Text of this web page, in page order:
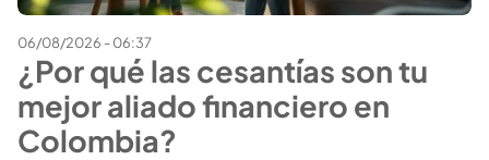
06/08/2026 - 06:37
¿Por qué las cesantías son tu
mejor aliado financiero en
Colombia?